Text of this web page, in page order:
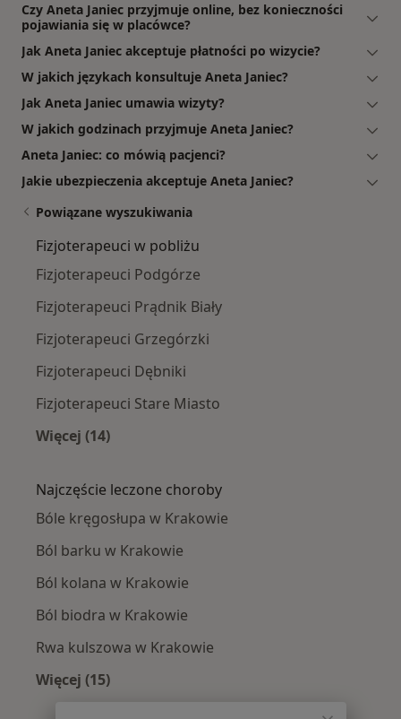
Czy Aneta Janiec przyjmuje online, bez konieczności
pojawiania się w placówce?
Jak Aneta Janiec akceptuje płatności po wizycie?
W jakich językach konsultuje Aneta Janiec?
Jak Aneta Janiec umawia wizyty?
W jakich godzinach przyjmuje Aneta Janiec?
Aneta Janiec: co mówią pacjenci?
Jakie ubezpieczenia akceptuje Aneta Janiec?
Powiązane wyszukiwania
Fizjoterapeuci w pobliżu
Fizjoterapeuci Podgórze
Fizjoterapeuci Prądnik Biały
Fizjoterapeuci Grzegórzki
Fizjoterapeuci Dębniki
Fizjoterapeuci Stare Miasto
Więcej (14)
Najczęście leczone choroby
Bóle kręgosłupa w Krakowie
Ból barku w Krakowie
Ból kolana w Krakowie
Ból biodra w Krakowie
Rwa kulszowa w Krakowie
Więcej (15)